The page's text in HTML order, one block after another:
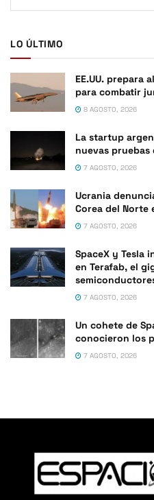
LO ÚLTIMO
EE.UU. prepara
para combatir
8 AGOSTO, 2026
La startup
nuevas
7 AGOSTO, 2026
Ucrania
Corea del Norte
7 AGOSTO, 2026
SpaceX y Tesla
en Terafab, el
7 AGOSTO, 2026
Un cohete de
conocieron los
7 AGOSTO, 2026